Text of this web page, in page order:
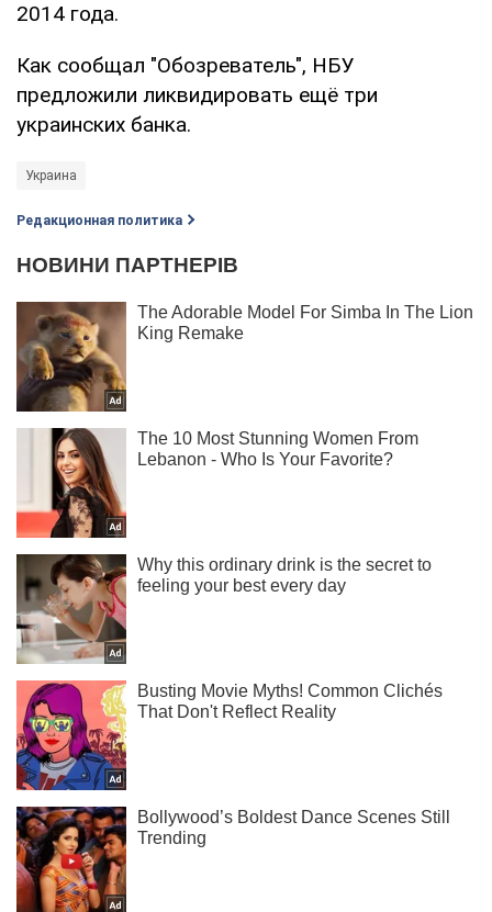
2014 года.
Как сообщал "Обозреватель", НБУ
предложили ликвидировать ещё три
украинских банка.
Украина
Редакционная политика